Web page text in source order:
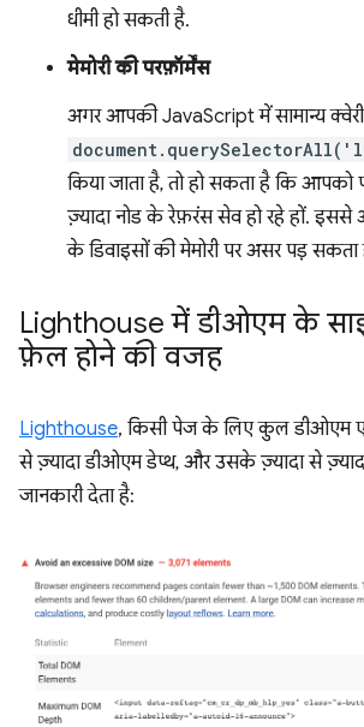
धीमी हो सकती है.
मेमोरी की परफ़ॉर्मेंस
अगर आपकी JavaScript में सामान्य
किया जाता है, तो हो सकता है कि आपको
ज़्यादा नोड के रेफ़रंस सेव हो रहे हों.
के डिवाइसों की मेमोरी पर असर पड़ सकता
Lighthouse में डीओएम के
फ़ेल होने की वजह
Lighthouse, किसी पेज के लिए कुल डीओएम
से ज़्यादा डीओएम डेप्थ, और उसके ज़्यादा से
जानकारी देता है: